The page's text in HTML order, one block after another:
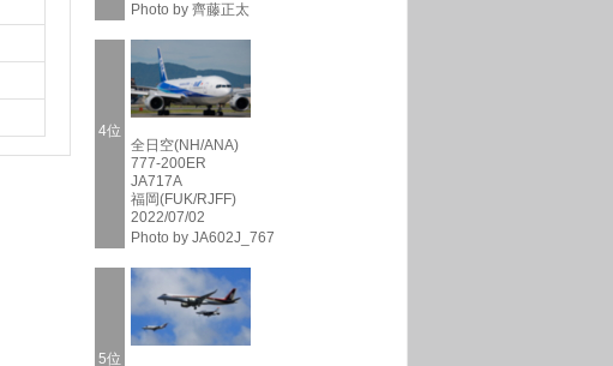
Photo by 齊藤正太
4位
全日空(NH/ANA)
777-200ER
JA717A
福岡(FUK/RJFF)
2022/07/02
Photo by JA602J_767
5位